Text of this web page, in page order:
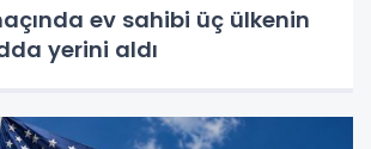
ev sahibi üç ülkenin
yerini aldı